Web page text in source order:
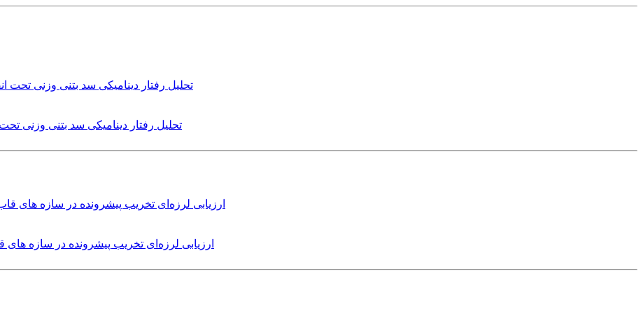
تحلیل رفتار دینامیکی سد بتنی وزنی
ارزیابی لرزه‌ای تخریب پیشرونده در سازه